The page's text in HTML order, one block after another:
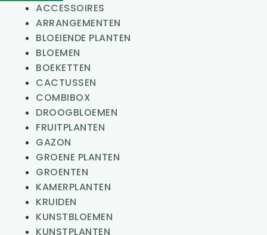
ACCESSOIRES
ARRANGEMENTEN
BLOEIENDE PLANTEN
BLOEMEN
BOEKETTEN
CACTUSSEN
COMBIBOX
DROOGBLOEMEN
FRUITPLANTEN
GAZON
GROENE PLANTEN
GROENTEN
KAMERPLANTEN
KRUIDEN
KUNSTBLOEMEN
KUNSTPLANTEN